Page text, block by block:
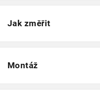
Jak změřit
Montáž